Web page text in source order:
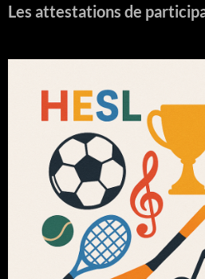
Les attestations de